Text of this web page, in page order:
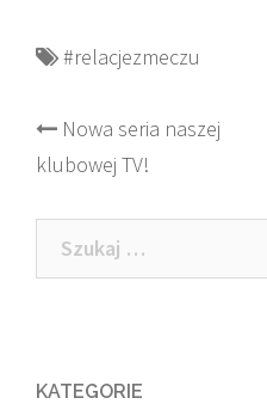
#relacjezmeczu
Post
navigation
Nowa seria naszej
klubowej TV!
Szukaj:
KATEGORIE